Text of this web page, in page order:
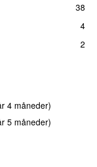
38
4
2
4 måneder)
5 måneder)